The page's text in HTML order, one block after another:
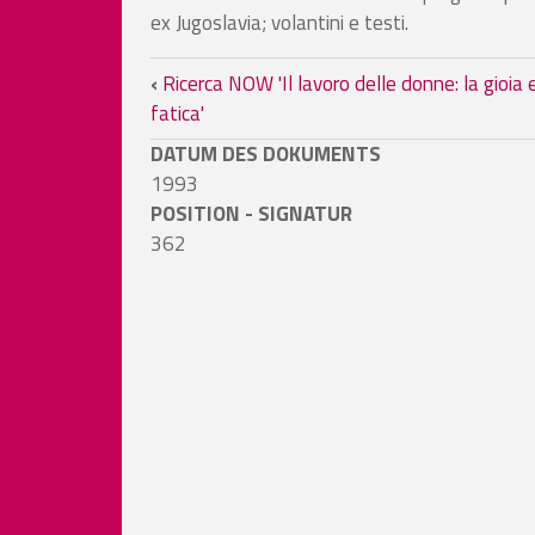
ex Jugoslavia; volantini e testi.
Book traversal links
‹ Ricerca NOW 'Il lavoro delle donne: la gioia
fatica'
DATUM DES DOKUMENTS
1993
POSITION - SIGNATUR
362